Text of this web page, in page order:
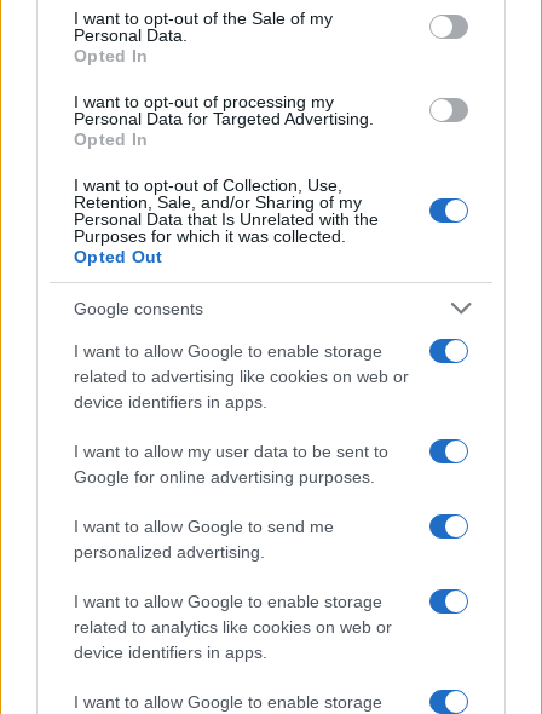
consent section.
I want to opt-out of the Sale of my
Personal Data.
Opted In
I want to opt-out of processing my
Personal Data for Targeted Advertising.
Opted In
I want to opt-out of Collection, Use,
Retention, Sale, and/or Sharing of my
Personal Data that Is Unrelated with the
Purposes for which it was collected.
Opted Out
Google consents
I want to allow Google to enable storage
related to advertising like cookies on web or
device identifiers in apps.
I want to allow my user data to be sent to
Google for online advertising purposes.
I want to allow Google to send me
personalized advertising.
I want to allow Google to enable storage
related to analytics like cookies on web or
device identifiers in apps.
I want to allow Google to enable storage
Continua a leggere
FIERE E EVENTI